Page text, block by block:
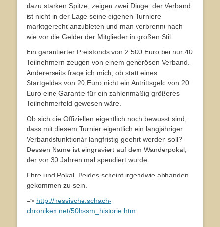
dazu starken Spitze, zeigen zwei Dinge: der Verband
ist nicht in der Lage seine eigenen Turniere
marktgerecht anzubieten und man verbrennt nach
wie vor die Gelder der Mitglieder in großen Stil.
Ein garantierter Preisfonds von 2.500 Euro bei nur 40
Teilnehmern zeugen von einem generösen Verband.
Andererseits frage ich mich, ob statt eines
Startgeldes von 20 Euro nicht ein Antrittsgeld von 20
Euro eine Garantie für ein zahlenmäßig größeres
Teilnehmerfeld gewesen wäre.
Ob sich die Offiziellen eigentlich noch bewusst sind,
dass mit diesem Turnier eigentlich ein langjähriger
Verbandsfunktionär langfristig geehrt werden soll?
Dessen Name ist eingraviert auf dem Wanderpokal,
der vor 30 Jahren mal spendiert wurde.
Ehre und Pokal. Beides scheint irgendwie abhanden
gekommen zu sein.
–> http://hessische.schach-
chroniken.net/50hssm_historie.htm